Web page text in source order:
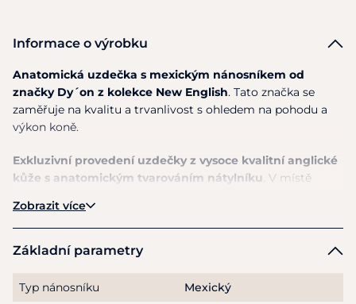
Informace o výrobku
Anatomická uzdečka s mexickým nánosníkem od
značky Dy´on z kolekce New English. Tato značka se
zaměřuje na kvalitu a trvanlivost s ohledem na pohodu a
výkon koně.
Exkluzivní provedení uzdečky z vysoce kvalitní anglické
kůže s anatomickým tvarováním nátylníku. V místě
komfort navržen bez kroužků. Je velmi variabilní díky
možnosti nastavení velikosti. Celkový design doplňují
přezky z nerezové oceli.
S touto uzdečkou bude Váš kůň vypadat velmi elegantně a
zaujme okolí svým rafinovaným a luxusním vzhledem.
Zobrazit více
Základní parametry
Typ nánosníku
Mexický